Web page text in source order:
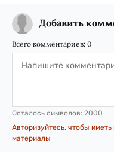
Добавить
Всего комментариев: 0
Осталось символов: 2000
Авторизуйтесь, чтобы
материалы